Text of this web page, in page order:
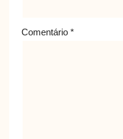
Comentário *